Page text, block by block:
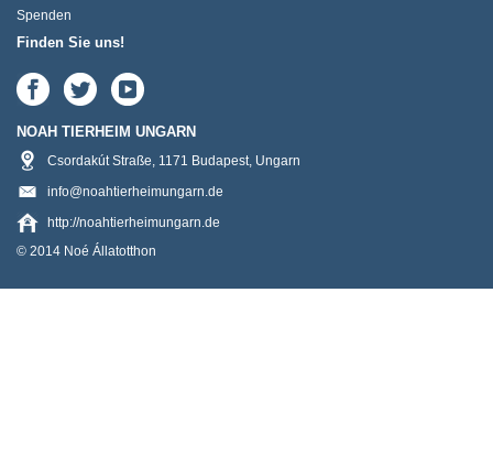
Spenden
Finden Sie uns!
NOAH TIERHEIM UNGARN
Csordakút Straße, 1171 Budapest, Ungarn
info@noahtierheimungarn.de
http://noahtierheimungarn.de
© 2014 Noé Állatotthon